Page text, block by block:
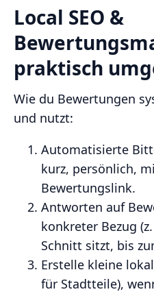
Local SEO &
praktisch
Wie du Bewertungen
und nutzt:
Automatisierte
kurz, persönlich,
Bewertungslink.
Antworten auf
konkreter Bezug
Schnitt sitzt, bis
Erstelle kleine
für Stadtteile),